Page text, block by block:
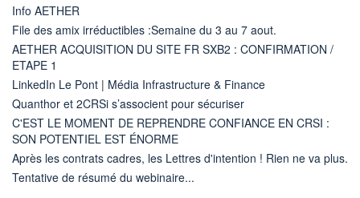
Info AETHER
File des amix irréductibles :Semaine du 3 au 7 aout.
AETHER ACQUISITION DU SITE FR SXB2 : CONFIRMATION /
ETAPE 1
LinkedIn Le Pont | Média Infrastructure & Finance
Quanthor et 2CRSi s’associent pour sécuriser
C'EST LE MOMENT DE REPRENDRE CONFIANCE EN CRSI :
SON POTENTIEL EST ÉNORME
Après les contrats cadres, les Lettres d'intention ! Rien ne va plus.
Tentative de résumé du webinaire...